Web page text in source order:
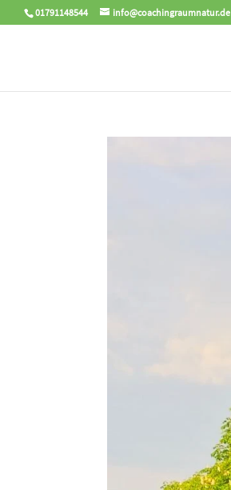
01791148544 info@coachingraumnatur.de